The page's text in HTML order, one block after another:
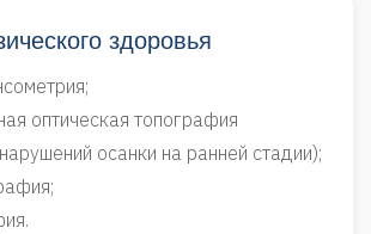
здоровья
оптическая топография
осанки на ранней стадии);